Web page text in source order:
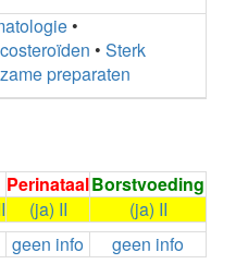
D3 / CACO3
•
•Sterk
preparaten
PerinataalBorstvoeding
(ja) II
(ja) II
geen info
geen info